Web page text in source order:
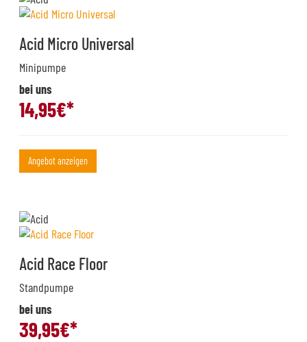
Acid Micro Universal
Minipumpe
bei uns
14,95€*
Angebot anzeigen
Acid Race Floor
Standpumpe
bei uns
39,95€*